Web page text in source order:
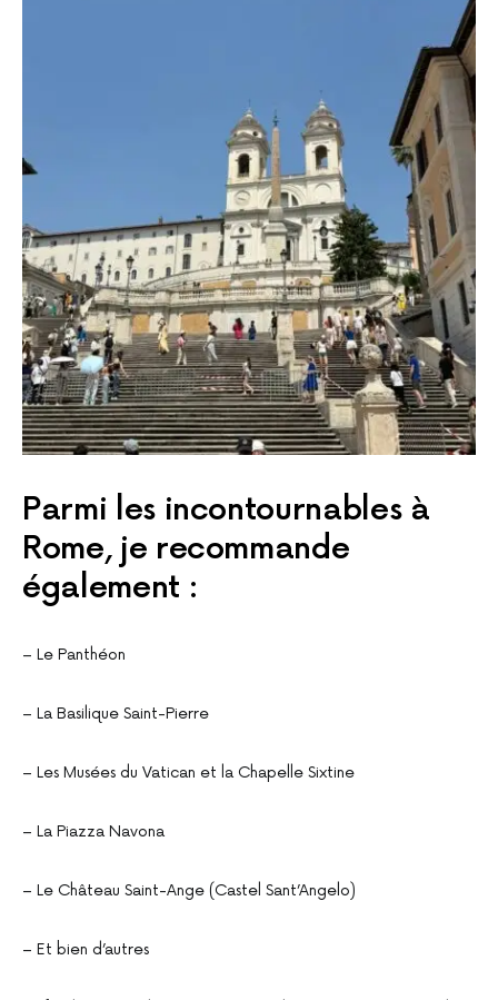
Parmi les incontournables à
Rome, je recommande
également :
– Le Panthéon
– La Basilique Saint-Pierre
– Les Musées du Vatican et la Chapelle Sixtine
– La Piazza Navona
– Le Château Saint-Ange (Castel Sant’Angelo)
– Et bien d’autres